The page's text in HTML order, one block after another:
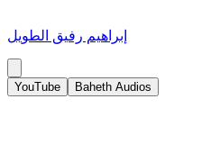
إبراهيم رفيق الطويل
YouTube Baheth Audios